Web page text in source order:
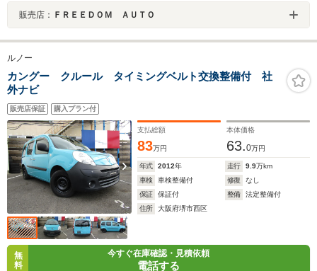
販売店： ＦＲＥＥＤＯＭ ＡＵＴＯ
ルノー
カングー クルール タイミングベルト交換整備付 社
外ナビ
販売店保証 購入プラン付
支払総額
83万円
本体価格
63.0万円
年式 2012年 走行 9.9万km
車検
車検整備付 修復
なし
保証
保証付 整備
法定整備付
住所
大阪府堺市西区
無
料
今すぐ在庫確認・見積依頼
電話する